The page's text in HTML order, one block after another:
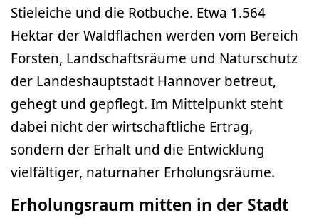
Stieleiche und die Rotbuche. Etwa 1.564
Hektar der Waldflächen werden vom Bereich
Forsten, Landschaftsräume und Naturschutz
der Landeshauptstadt Hannover betreut,
gehegt und gepflegt. Im Mittelpunkt steht
dabei nicht der wirtschaftliche Ertrag,
sondern der Erhalt und die Entwicklung
vielfältiger, naturnaher Erholungsräume.
Erholungsraum mitten in der Stadt